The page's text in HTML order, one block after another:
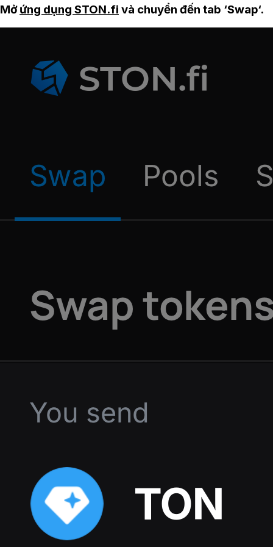
Mởứng dụng STON.fi và chuyển đến tab ‘Swap‘.